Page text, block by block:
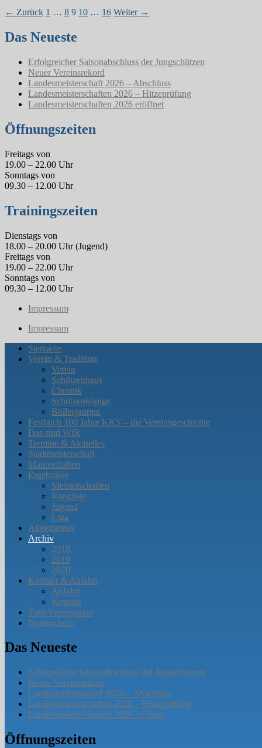
← Zurück 1 … 8 9 10 … 16 Weiter →
Das Neueste
Erfolgreicher Saisonabschluss der Jungschützen
Neuer Vereinsrekord
Landesmeisterschaft 2026 – Abschluss
Landesmeisterschaften 2026 – Hitzeprüfung
Landesmeisterschaften 2026 eröffnet
Öffnungszeiten
Freitags von
19.00 – 22.00 Uhr
Sonntags von
09.30 – 12.00 Uhr
Trainingszeiten
Dienstags von
18.00 – 20.00 Uhr (Jugend)
Freitags von
19.00 – 22.00 Uhr
Sonntags von
09.30 – 12.00 Uhr
Impressum
Impressum
Startseite
Verein & Tradition
Verein
Schützenhaus
Chronik
Schützenkönige
Böllergruppe
Festbuch 100 Jahre KKS – die Vereinsgeschichte
Das sind WIR
Termine & Aktuelles
Stadtmeisterschaft
Mannschaften
Ergebnisse
Meisterschaften
Rangliste
Jugend
Liga
Allgemeines
Archiv
2018
2019
2020
Kontakt & Anfahrt
Anfahrt
Kontakt
Zum Vereinsshop
Datenschutz
Das Neueste
Erfolgreicher Saisonabschluss der Jungschützen
Neuer Vereinsrekord
Landesmeisterschaft 2026 – Abschluss
Landesmeisterschaften 2026 – Hitzeprüfung
Landesmeisterschaften 2026 eröffnet
Öffnungszeiten